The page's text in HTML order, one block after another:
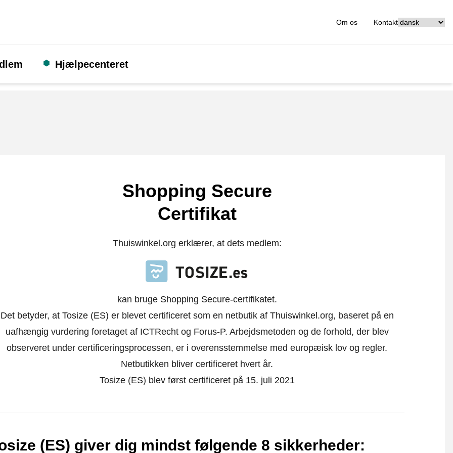
Om os Kontakt
Hjælpecenteret
Shopping Secure
Certifikat
Thuiswinkel.org erklærer, at dets medlem:
kan bruge Shopping Secure-certifikatet.
Det betyder, at Tosize (ES) er blevet certificeret som en netbutik af Thuiswinkel.org, baseret på en
uafhængig vurdering foretaget af ICTRecht og Forus-P. Arbejdsmetoden og de forhold, der blev
observeret under certificeringsprocessen, er i overensstemmelse med europæisk lov og regler.
Netbutikken bliver certificeret hvert år.
Tosize (ES) blev først certificeret på 15. juli 2021
(ES) giver dig mindst følgende 8 sikkerheder: